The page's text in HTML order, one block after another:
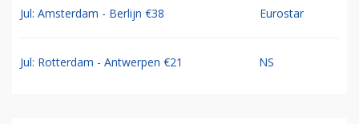
Jul: Amsterdam - Berlijn €38 Eurostar
Jul: Rotterdam - Antwerpen €21 NS